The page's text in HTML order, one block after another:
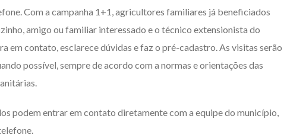
Com a campanha 1+1, agricultores familiares já beneficiados
amigo ou familiar interessado e o técnico extensionista do
em contato, esclarece dúvidas e faz o pré-cadastro. As visitas serão
possível, sempre de acordo com a normas e orientações das
podem entrar em contato diretamente com a equipe do município,